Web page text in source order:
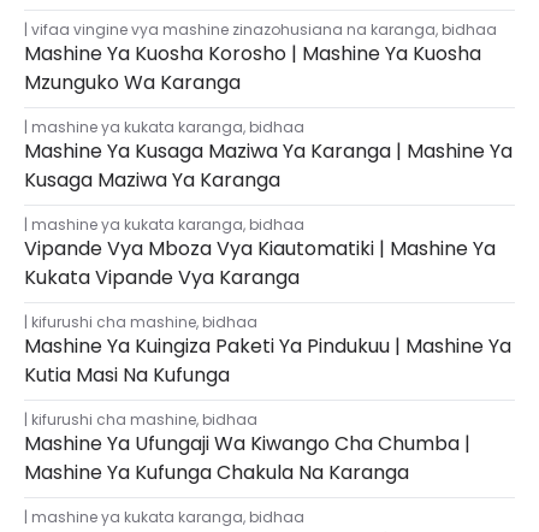
vifaa vingine vya mashine zinazohusiana na karanga, bidhaa
Mashine Ya Kuosha Korosho | Mashine Ya Kuosha
Mzunguko Wa Karanga
mashine ya kukata karanga, bidhaa
Mashine Ya Kusaga Maziwa Ya Karanga | Mashine Ya
Kusaga Maziwa Ya Karanga
mashine ya kukata karanga, bidhaa
Vipande Vya Mboza Vya Kiautomatiki | Mashine Ya
Kukata Vipande Vya Karanga
kifurushi cha mashine, bidhaa
Mashine Ya Kuingiza Paketi Ya Pindukuu | Mashine Ya
Kutia Masi Na Kufunga
kifurushi cha mashine, bidhaa
Mashine Ya Ufungaji Wa Kiwango Cha Chumba |
Mashine Ya Kufunga Chakula Na Karanga
mashine ya kukata karanga, bidhaa